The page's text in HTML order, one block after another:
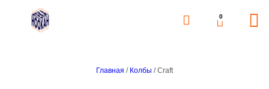
0
Главная / Колбы / Craft